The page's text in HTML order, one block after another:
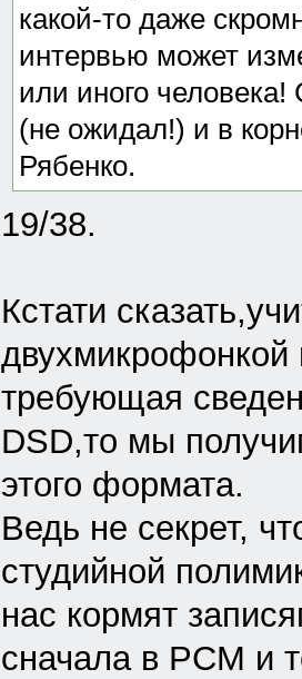
какой-то даже
интервью может
или иного
(не ожидал!) и в
Рябенко.
19/38.
Кстати
двухмикрофонкой
требующая
DSD,то мы
этого формата.
Ведь не секрет,
студийной
нас кормят
сначала в PCM и